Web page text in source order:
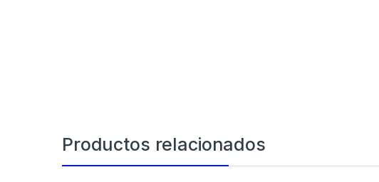
Productos relacionados